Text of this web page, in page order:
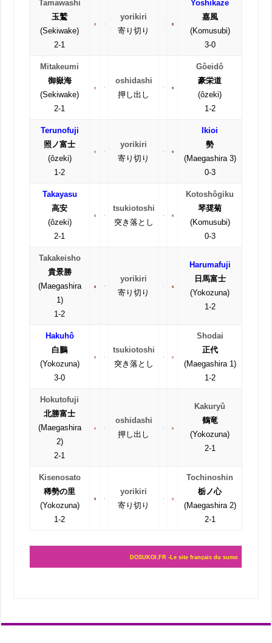
Tamawashi
玉鷲
(Sekiwake)
2-1
yorikiri
寄り切り
Yoshikaze
嘉風
(Komusubi)
3-0
Mitakeumi
御嶽海
(Sekiwake)
2-1
oshidashi
押し出し
Gôeidô
豪栄道
(ôzeki)
1-2
Terunofuji
照ノ富士
(ôzeki)
1-2
yorikiri
寄り切り
Ikioi
勢
(Maegashira 3)
0-3
Takayasu
高安
(ôzeki)
2-1
tsukiotoshi
突き落とし
Kotoshôgiku
琴奨菊
(Komusubi)
0-3
Takakeisho
貴景勝
(Maegashira
1)
1-2
yorikiri
寄り切り
Harumafuji
日馬富士
(Yokozuna)
1-2
Hakuhô
白鵬
(Yokozuna)
3-0
tsukiotoshi
突き落とし
Shodai
正代
(Maegashira 1)
1-2
Hokutofuji
北勝富士
(Maegashira
2)
2-1
oshidashi
押し出し
Kakuryû
鶴竜
(Yokozuna)
2-1
Kisenosato
稀勢の里
(Yokozuna)
1-2
yorikiri
寄り切り
Tochinoshin
栃ノ心
(Maegashira 2)
2-1
DOSUKOI.FR -Le site français du sumo